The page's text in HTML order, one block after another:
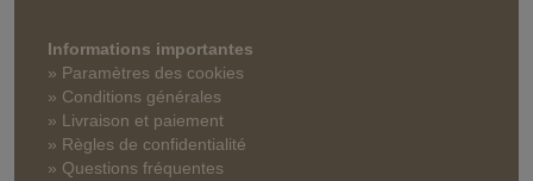
Informations importantes
» Paramètres des cookies
» Conditions générales
» Livraison et paiement
» Règles de confidentialité
» Questions fréquentes